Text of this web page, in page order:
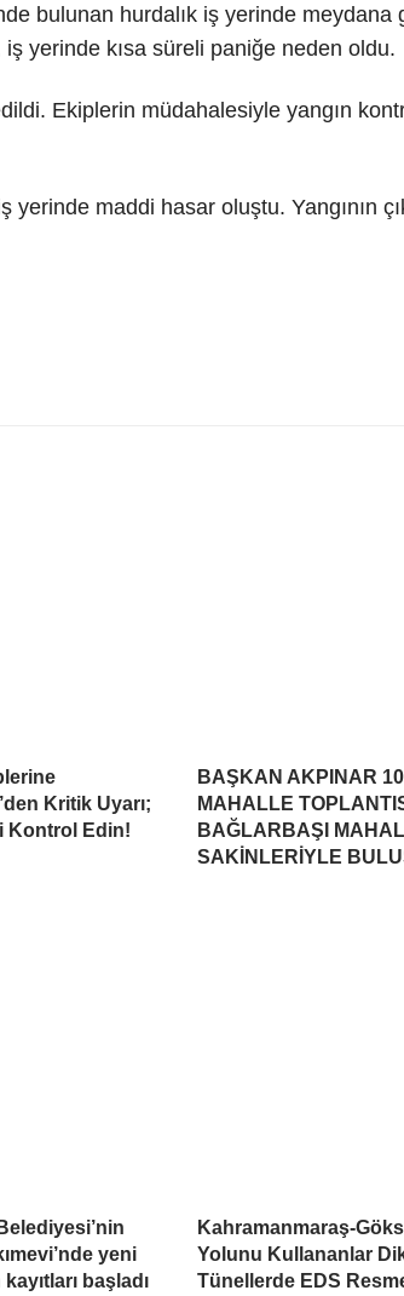
bulunan hurdalık iş yerinde meydana
yerinde kısa süreli paniğe neden oldu.
Ekiplerin müdahalesiyle yangın
maddi hasar oluştu. Yangının
Kritik Uyarı;
Kontrol Edin!
BAŞKAN AKPINAR
MAHALLE
BAĞLARBAŞI
SAKİNLERİYLE
yeni
başladı
Kahramanmaraş-
Yolunu Kullananlar
Tünellerde EDS